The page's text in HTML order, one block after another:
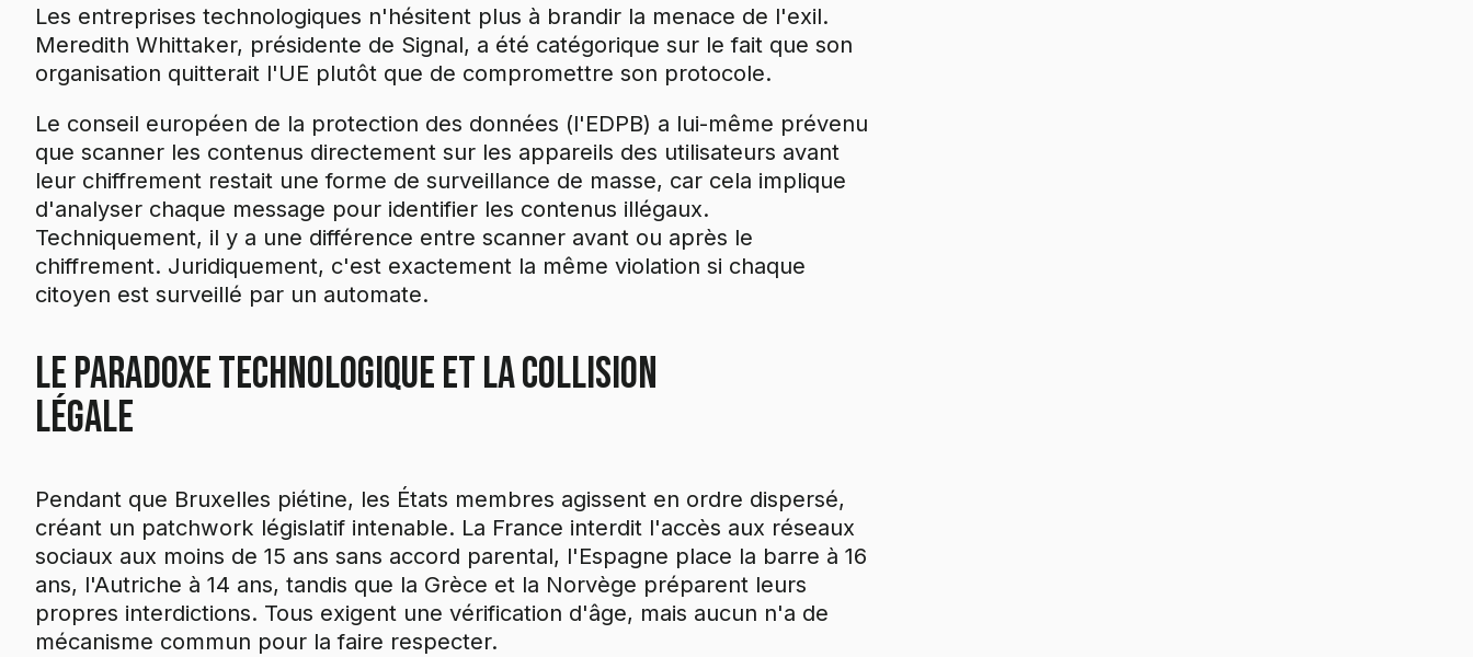
Les entreprises technologiques n'hésitent plus à brandir la menace de l'exil.
Meredith Whittaker, présidente de Signal, a été catégorique sur le fait que son
organisation quitterait l'UE plutôt que de compromettre son protocole.
Le conseil européen de la protection des données (l'EDPB) a lui-même prévenu
que scanner les contenus directement sur les appareils des utilisateurs avant
leur chiffrement restait une forme de surveillance de masse, car cela implique
d'analyser chaque message pour identifier les contenus illégaux.
Techniquement, il y a une différence entre scanner avant ou après le
chiffrement. Juridiquement, c'est exactement la même violation si chaque
citoyen est surveillé par un automate.
Le paradoxe technologique et la collision
légale
Pendant que Bruxelles piétine, les États membres agissent en ordre dispersé,
créant un patchwork législatif intenable. La France interdit l'accès aux réseaux
sociaux aux moins de 15 ans sans accord parental, l'Espagne place la barre à 16
ans, l'Autriche à 14 ans, tandis que la Grèce et la Norvège préparent leurs
propres interdictions. Tous exigent une vérification d'âge, mais aucun n'a de
mécanisme commun pour la faire respecter.